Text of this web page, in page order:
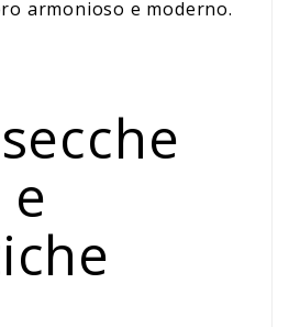
armonioso e moderno.